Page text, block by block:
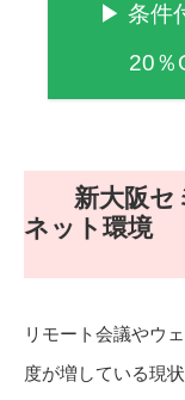
▶ 条件
20
新大阪セ
ネット環境
リモート会議やウ
度が増している現